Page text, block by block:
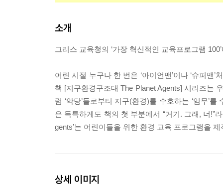
소개
그리스 교육청의 ‘가장 혁신적인 교육프로그램
어린 시절 누구나 한 번은 ‘아이언맨’이나 ‘슈퍼맨
책 [지구환경구조대 The Planet Agents] 시리즈는
럼 ‘악당’들로부터 지구(환경)를 수호하는 ‘임무’
은 독특하게도 책의 첫 부분에서 “거기. 그래, 너!”
gents’는 어린이들을 위한 환경 교육 프로그램을
상세 이미지